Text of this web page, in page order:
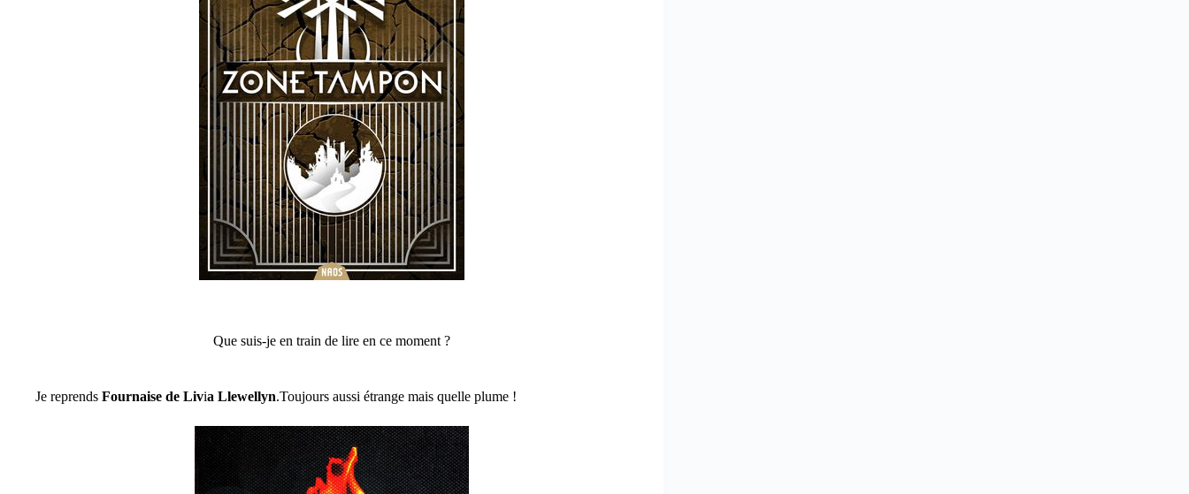
Que suis-je en train de lire en ce moment ?
Je reprends Fournaise de Livia Llewellyn.Toujours aussi étrange mais quelle plume !